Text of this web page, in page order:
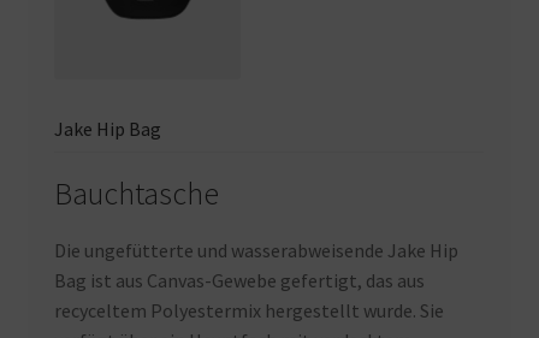
Jake Hip Bag
Bauchtasche
Die ungefütterte und wasserabweisende Jake Hip
Bag ist aus Canvas-Gewebe gefertigt, das aus
recyceltem Polyestermix hergestellt wurde. Sie